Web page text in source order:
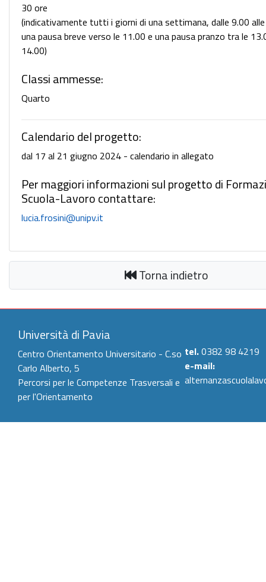
30 ore
(indicativamente tutti i giorni di una settimana, dalle 9.00
una pausa breve verso le 11.00 e una pausa pranzo tra le
14.00)
Classi ammesse:
Quarto
Calendario del progetto:
dal 17 al 21 giugno 2024 - calendario in allegato
Per maggiori informazioni sul progetto di
Scuola-Lavoro contattare:
lucia.frosini@unipv.it
Torna indietro
Università di Pavia
Centro Orientamento Universitario - C.so
Carlo Alberto, 5
Percorsi per le Competenze Trasversali e
per l'Orientamento
tel.0382 98 4219
e-mail: